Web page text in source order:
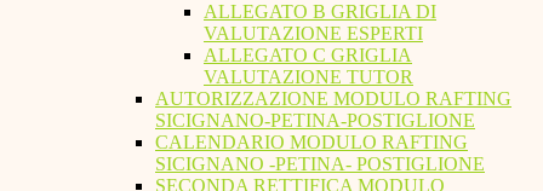
ALLEGATO B GRIGLIA DI
VALUTAZIONE ESPERTI
ALLEGATO C GRIGLIA
VALUTAZIONE TUTOR
AUTORIZZAZIONE MODULO RAFTING
SICIGNANO-PETINA-POSTIGLIONE
CALENDARIO MODULO RAFTING
SICIGNANO -PETINA- POSTIGLIONE
SECONDA RETTIFICA MODULO